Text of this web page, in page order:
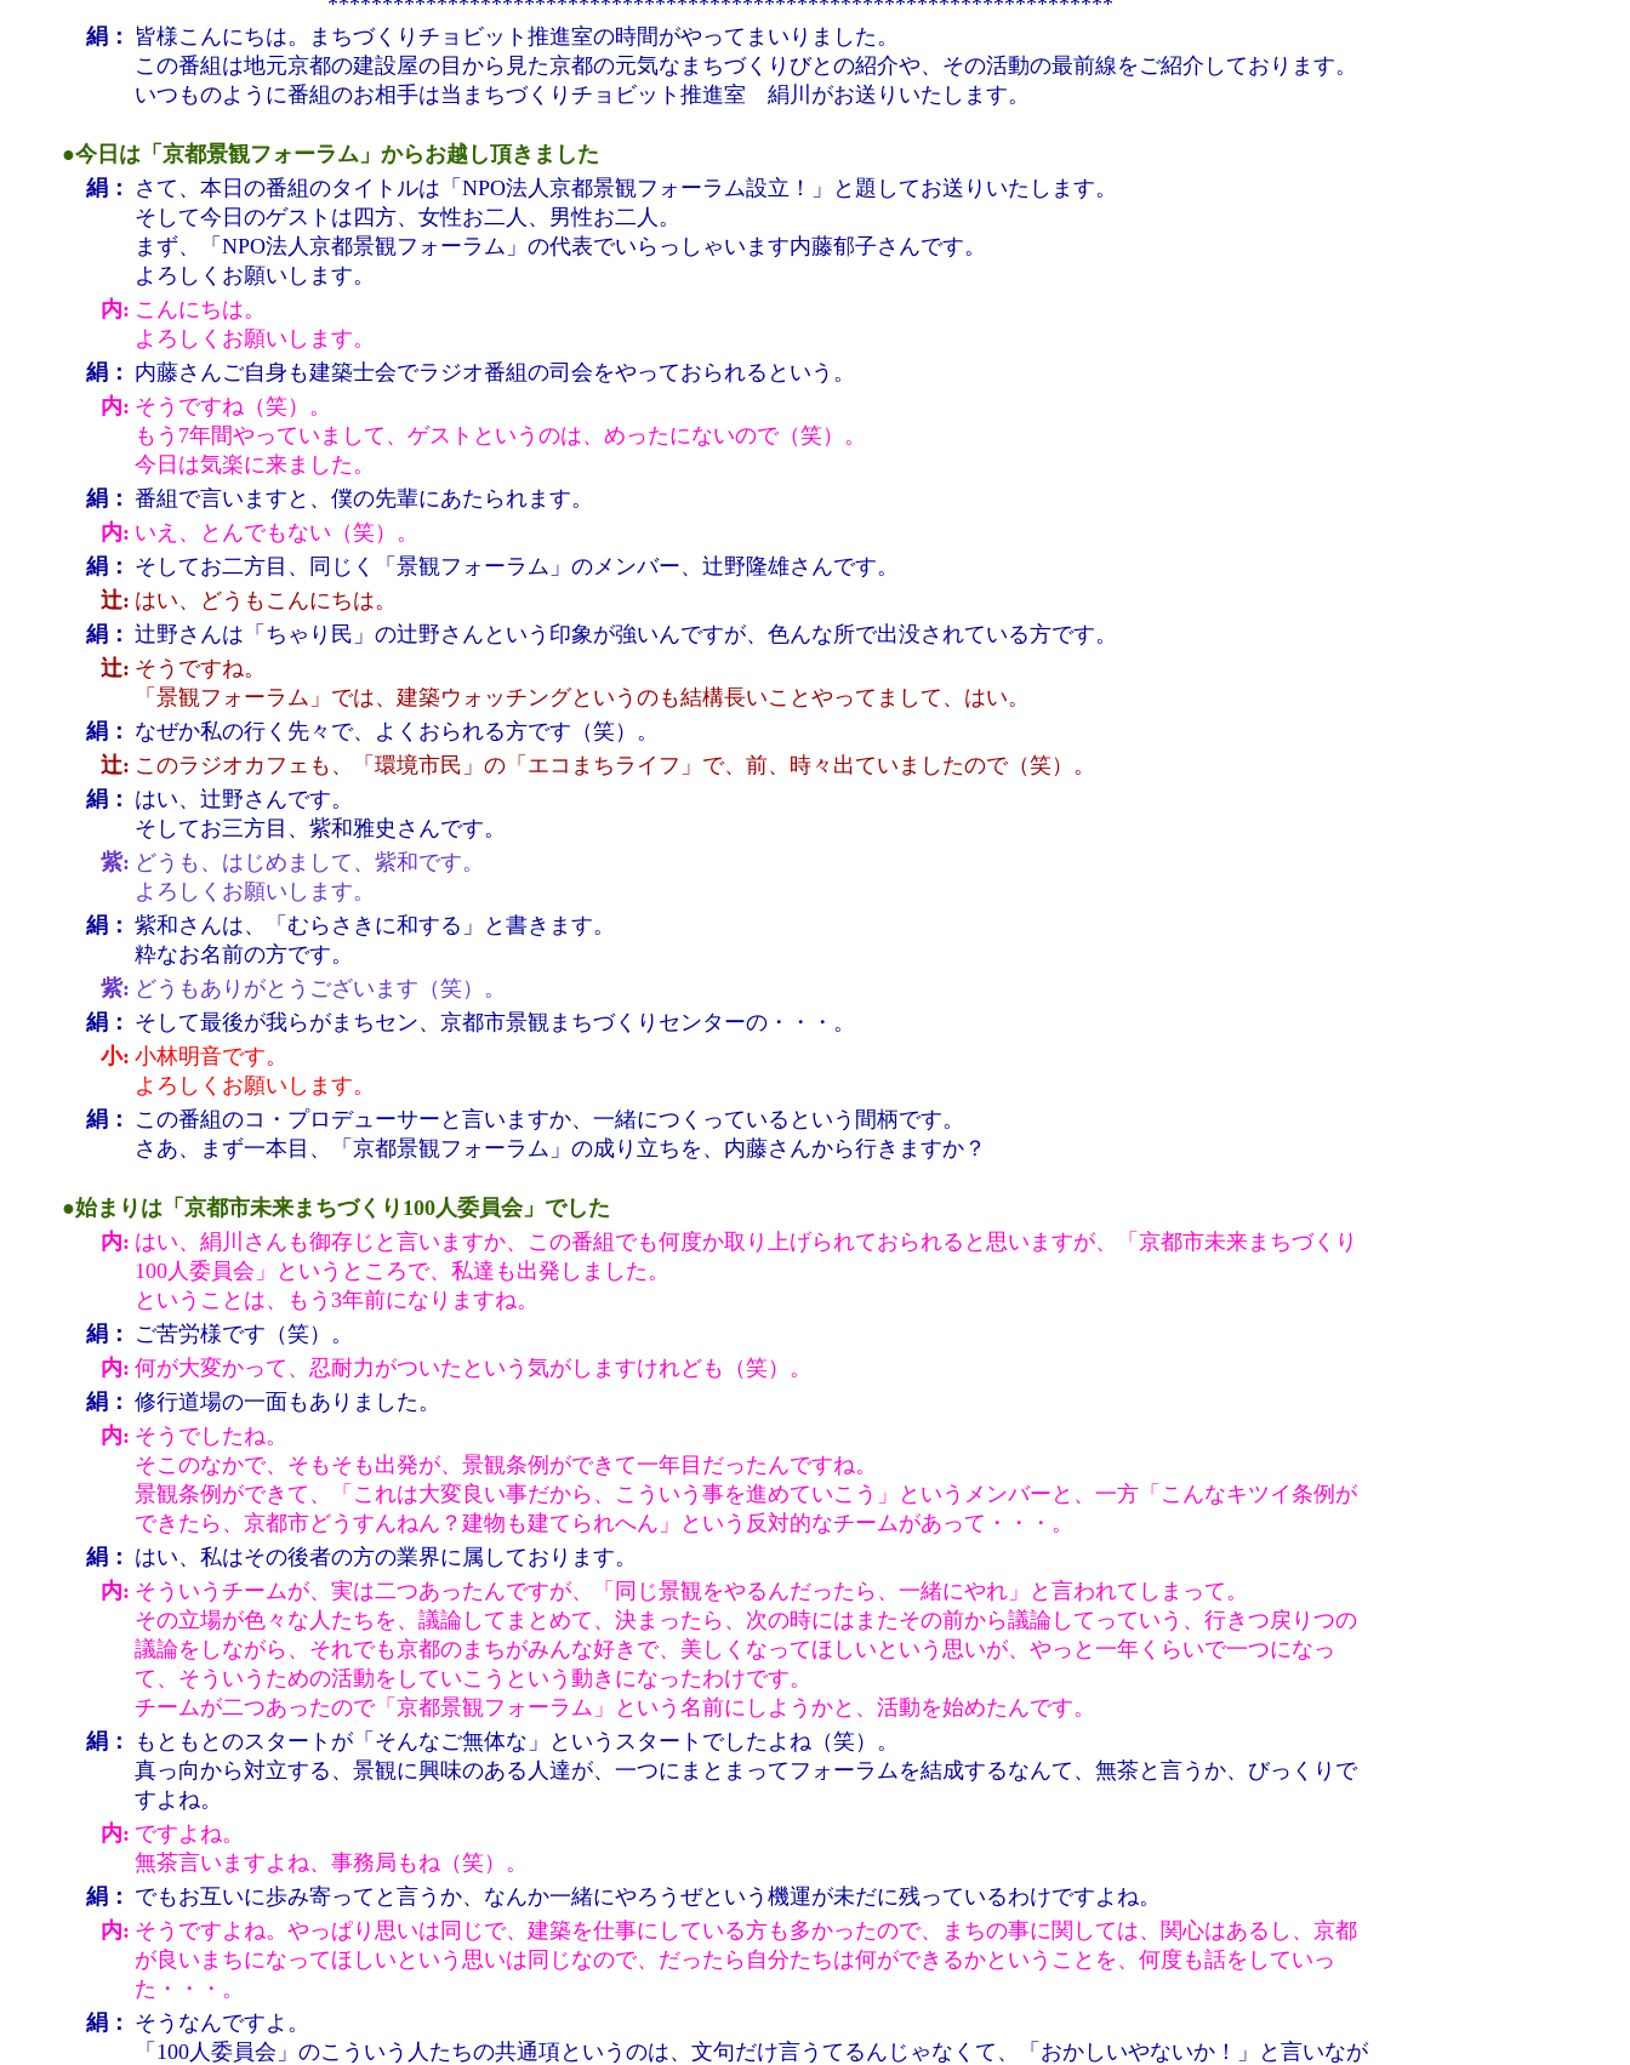
絹：
皆様こんにちは。まちづくりチョビット推進室の時間がやってまいりました。
この番組は地元京都の建設屋の目から見た京都の元気なまちづくりびとの紹介や、その活動の最前線をご紹介しております。
いつものように番組のお相手は当まちづくりチョビット推進室 絹川がお送りいたします。
●今日は「京都景観フォーラム」からお越し頂きました
絹：
さて、本日の番組のタイトルは「NPO法人京都景観フォーラム設立！」と題してお送りいたします。
そして今日のゲストは四方、女性お二人、男性お二人。
まず、「NPO法人京都景観フォーラム」の代表でいらっしゃいます内藤郁子さんです。
よろしくお願いします。
内: こんにちは。
よろしくお願いします。
絹： 内藤さんご自身も建築士会でラジオ番組の司会をやっておられるという。
内: そうですね（笑）。
もう7年間やっていまして、ゲストというのは、めったにないので（笑）。
今日は気楽に来ました。
絹： 番組で言いますと、僕の先輩にあたられます。
内: いえ、とんでもない（笑）。
絹： そしてお二方目、同じく「景観フォーラム」のメンバー、辻野隆雄さんです。
辻: はい、どうもこんにちは。
絹： 辻野さんは「ちゃり民」の辻野さんという印象が強いんですが、色んな所で出没されている方です。
辻: そうですね。
「景観フォーラム」では、建築ウォッチングというのも結構長いことやってまして、はい。
絹： なぜか私の行く先々で、よくおられる方です（笑）。
辻: このラジオカフェも、「環境市民」の「エコまちライフ」で、前、時々出ていましたので（笑）。
絹： はい、辻野さんです。
そしてお三方目、紫和雅史さんです。
紫: どうも、はじめまして、紫和です。
よろしくお願いします。
絹： 紫和さんは、「むらさきに和する」と書きます。
粋なお名前の方です。
紫: どうもありがとうございます（笑）。
絹： そして最後が我らがまちセン、京都市景観まちづくりセンターの・・・。
小: 小林明音です。
よろしくお願いします。
絹：
この番組のコ・プロデューサーと言いますか、一緒につくっているという間柄です。
さあ、まず一本目、「京都景観フォーラム」の成り立ちを、内藤さんから行きますか？
●始まりは「京都市未来まちづくり100人委員会」でした
内: はい、絹川さんも御存じと言いますか、この番組でも何度か取り上げられておられると思いますが、「京都市未来まちづくり
100人委員会」というところで、私達も出発しました。
ということは、もう3年前になりますね。
絹：
ご苦労様です（笑）。
内: 何が大変かって、忍耐力がついたという気がしますけれども（笑）。
絹： 修行道場の一面もありました。
内: そうでしたね。
そこのなかで、そもそも出発が、景観条例ができて一年目だったんですね。
景観条例ができて、「これは大変良い事だから、こういう事を進めていこう」というメンバーと、一方「こんなキツイ条例が
できたら、京都市どうすんねん？建物も建てられへん」という反対的なチームがあって・・・。
絹： はい、私はその後者の方の業界に属しております。
内: そういうチームが、実は二つあったんですが、「同じ景観をやるんだったら、一緒にやれ」と言われてしまって。
その立場が色々な人たちを、議論してまとめて、決まったら、次の時にはまたその前から議論してっていう、行きつ戻りつの
議論をしながら、それでも京都のまちがみんな好きで、美しくなってほしいという思いが、やっと一年くらいで一つになっ
て、そういうための活動をしていこうという動きになったわけです。
チームが二つあったので「京都景観フォーラム」という名前にしようかと、活動を始めたんです。
絹：
もともとのスタートが「そんなご無体な」というスタートでしたよね（笑）。
真っ向から対立する、景観に興味のある人達が、一つにまとまってフォーラムを結成するなんて、無茶と言うか、びっくりで
すよね。
内: ですよね。
無茶言いますよね、事務局もね（笑）。
絹： でもお互いに歩み寄ってと言うか、なんか一緒にやろうぜという機運が未だに残っているわけですよね。
内: そうですよね。やっぱり思いは同じで、建築を仕事にしている方も多かったので、まちの事に関しては、関心はあるし、京都
が良いまちになってほしいという思いは同じなので、だったら自分たちは何ができるかということを、何度も話をしていっ
た・・・。
絹： そうなんですよ。
「100人委員会」のこういう人たちの共通項というのは、文句だけ言うてるんじゃなくて、「おかしいやないか！」と言いなが